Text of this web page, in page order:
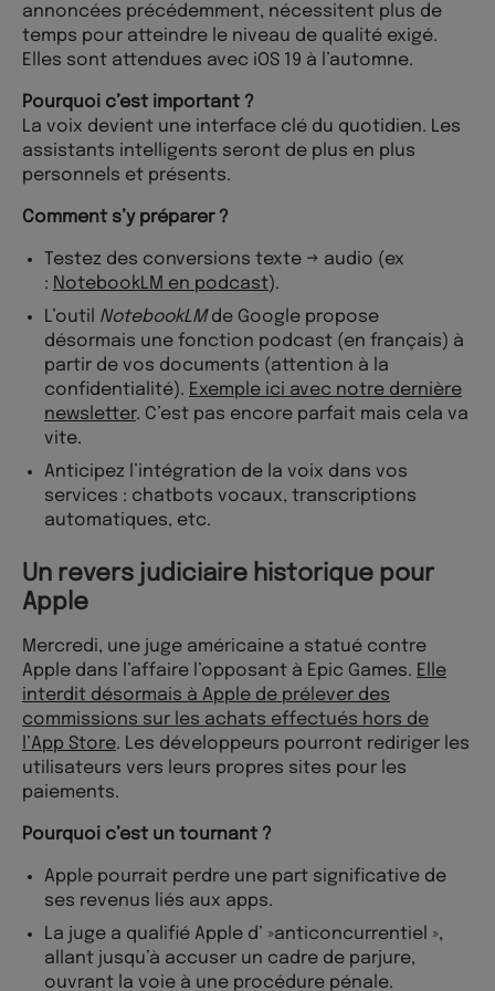
annoncées précédemment, nécessitent plus de
temps pour atteindre le niveau de qualité exigé.
Elles sont attendues avec iOS 19 à l’automne.
Pourquoi c’est important ?
La voix devient une interface clé du quotidien. Les
assistants intelligents seront de plus en plus
personnels et présents.
Comment s’y préparer ?
Testez des conversions texte → audio (ex
: NotebookLM en podcast).
L’outil NotebookLMde Google propose
désormais une fonction podcast (en français) à
partir de vos documents (attention à la
confidentialité). Exemple ici avec notre dernière
newsletter. C’est pas encore parfait mais cela va
vite.
Anticipez l’intégration de la voix dans vos
services : chatbots vocaux, transcriptions
automatiques, etc.
Un revers judiciaire historique pour
Apple
Mercredi, une juge américaine a statué contre
Apple dans l’affaire l’opposant à Epic Games. Elle
interdit désormais à Apple de prélever des
commissions sur les achats effectués hors de
l’App Store. Les développeurs pourront rediriger les
utilisateurs vers leurs propres sites pour les
paiements.
Pourquoi c’est un tournant ?
Apple pourrait perdre une part significative de
ses revenus liés aux apps.
La juge a qualifié Apple d’ »anticoncurrentiel »,
allant jusqu’à accuser un cadre de parjure,
ouvrant la voie à une procédure pénale.